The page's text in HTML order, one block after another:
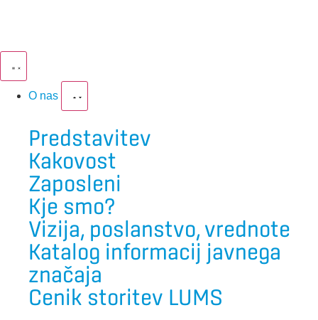
O nas
Predstavitev
Kakovost
Zaposleni
Kje smo?
Vizija, poslanstvo, vrednote
Katalog informacij javnega
značaja
Cenik storitev LUMS